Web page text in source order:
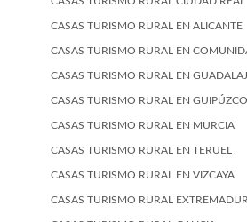
CASAS TURISMO RURAL EN ALICANTE
CASAS TURISMO RURAL EN
CASAS TURISMO RURAL EN
CASAS TURISMO RURAL EN
CASAS TURISMO RURAL EN MURCIA
CASAS TURISMO RURAL EN TERUEL
CASAS TURISMO RURAL EN VIZCAYA
CASAS TURISMO RURAL